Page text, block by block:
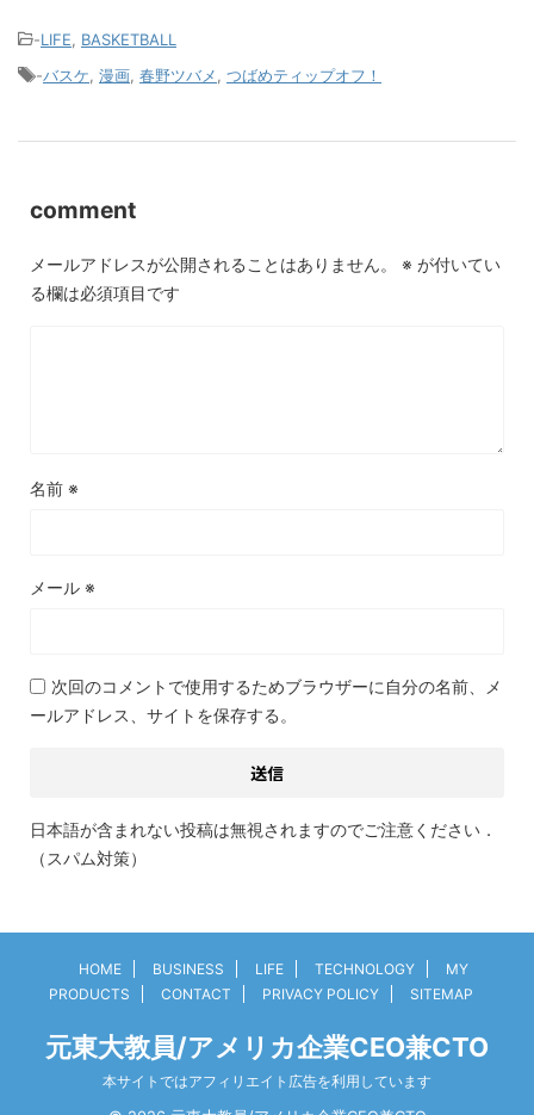
-LIFE
BASKETBALL
-バスケ 漫画 春野ツバメ つばめティップオフ！
comment
メールアドレスが公開されることはありません。 ※ が付いてい
る欄は必須項目です
名前 ※
メール ※
次回のコメントで使用するためブラウザーに自分の名前、メ
ールアドレス、サイトを保存する。
日本語が含まれない投稿は無視されますのでご注意ください．
（スパム対策）
HOME BUSINESS LIFE TECHNOLOGY
MY
PRODUCTS
CONTACT PRIVACY POLICY SITEMAP
元東大教員/アメリカ企業CEO兼CTO
本サイトではアフィリエイト広告を利用しています